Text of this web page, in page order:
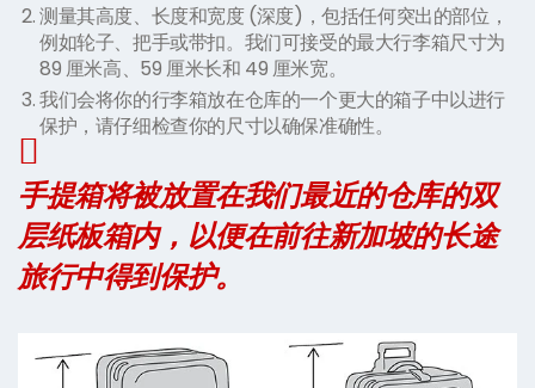
测量其高度、长度和宽度 (深度)，包括任何突出的部位，
例如轮子、把手或带扣。我们可接受的最大行李箱尺寸为
89 厘米高、59 厘米长和 49 厘米宽。
我们会将你的行李箱放在仓库的一个更大的箱子中以进行
保护，请仔细检查你的尺寸以确保准确性。
手提箱将被放置在我们最近的仓库的双
层纸板箱内，以便在前往新加坡的长途
旅行中得到保护。